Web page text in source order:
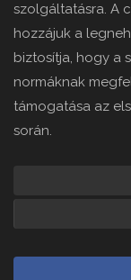
szolgáltatásra. A
hozzájuk a
biztosítja, hogy a
normáknak
támogatása az
során.